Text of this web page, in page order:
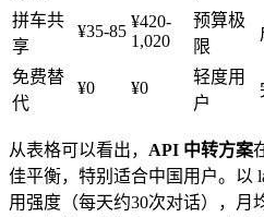
拼车共
享
¥35-85
¥420-
1,020
预算极
限
免费替
代
¥0 ¥0
轻度用
户
从表格可以看出， API 中转方案
佳平衡，特别适合中国用户。以
用强度（每天约30次对话），月